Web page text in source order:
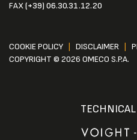
FAX(+39) 06.30.31.12.20
COOKIE POLICY DISCLAIMER
COPYRIGHT © 2026 OMECO S.P.A.